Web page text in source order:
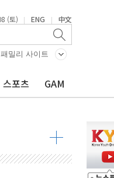
(토) | ENG | 中文
패밀리 사이트
스포츠 GAM
손본다